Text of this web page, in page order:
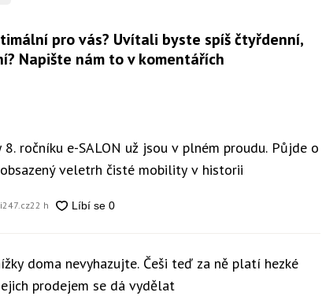
pro vás? Uvítali byste spíš čtyřdenní,
Napište nám to v komentářích
8. ročníku e-SALON už jsou v plném proudu. Půjde o
veletrh čisté mobility v historii
22 h
doma nevyhazujte. Češi teď za ně platí hezké
prodejem se dá vydělat